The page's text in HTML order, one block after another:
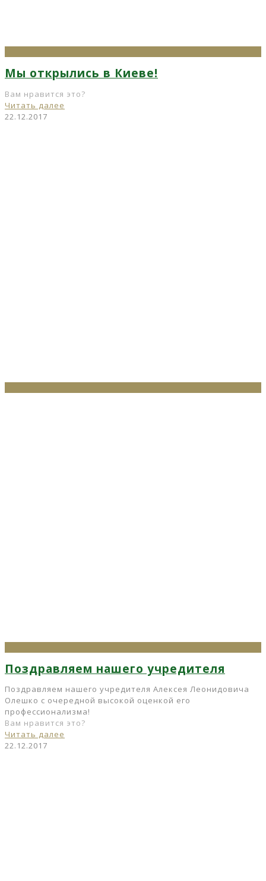
Мы открылись в Киеве!
Вам нравится это?
Читать далее
22.12.2017
Поздравляем нашего учредителя
Поздравляем нашего учредителя Алексея Леонидовича
Олешко с очередной высокой оценкой его
профессионализма!
Вам нравится это?
Читать далее
22.12.2017